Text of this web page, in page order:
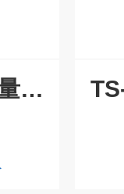
DQHZ-2001B大容量全温恒温摇床